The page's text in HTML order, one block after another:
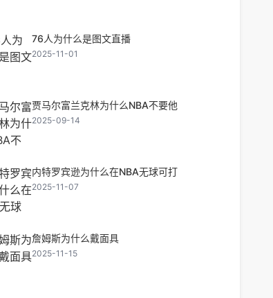
76人为什么是图文直播
2025-11-01
贾马尔富兰克林为什么NBA不要他
2025-09-14
内特罗宾逊为什么在NBA无球可打
2025-11-07
詹姆斯为什么戴面具
2025-11-15